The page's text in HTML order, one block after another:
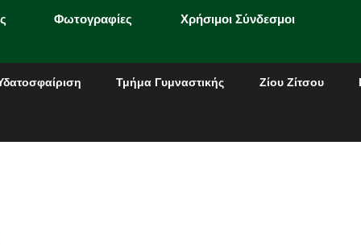
Φωτογραφίες
Χρήσιμοι Σύνδεσμοι
Τμήμα Γυμναστικής Ζίου Ζίτσου